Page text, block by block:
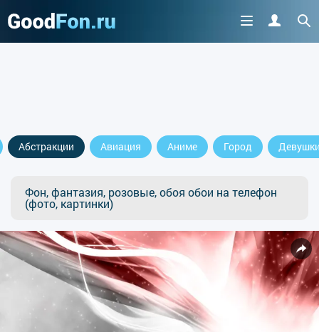
Абстракции Авиация Аниме Город
Фон, фантазия, розовые, обоя обои на телефон
(фото, картинки)